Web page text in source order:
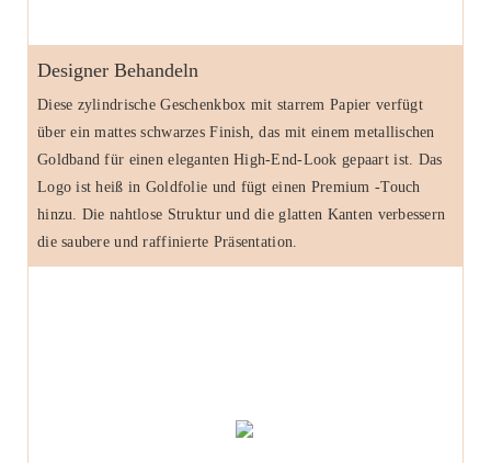
Designer Behandeln
Diese zylindrische Geschenkbox mit starrem Papier verfügt
über ein mattes schwarzes Finish, das mit einem metallischen
Goldband für einen eleganten High-End-Look gepaart ist. Das
Logo ist heiß in Goldfolie und fügt einen Premium -Touch
hinzu. Die nahtlose Struktur und die glatten Kanten verbessern
die saubere und raffinierte Präsentation.